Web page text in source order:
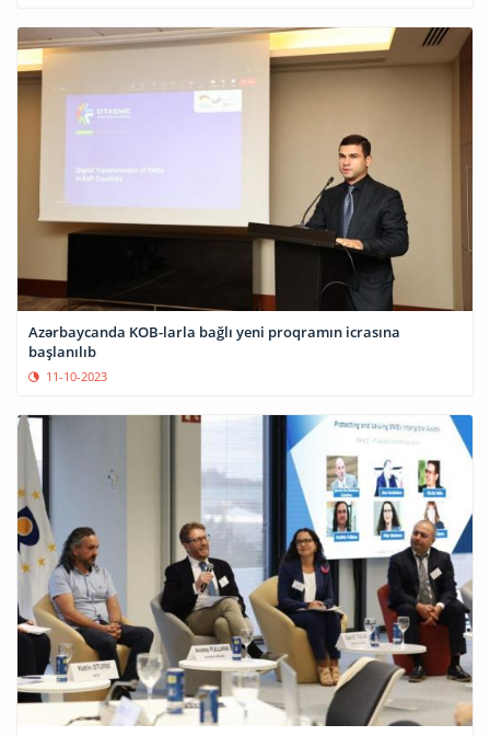
Azərbaycanda KOB-larla bağlı yeni proqramın icrasına
başlanılıb
11-10-2023